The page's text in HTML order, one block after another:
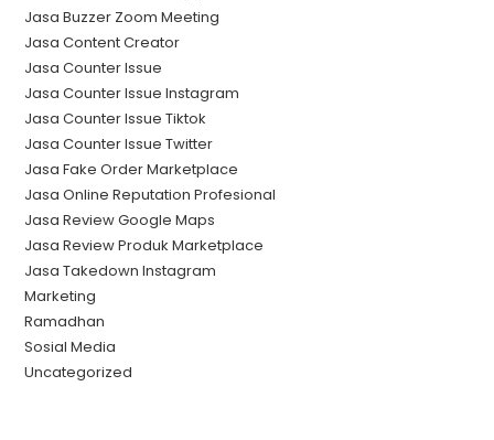
Jasa Buzzer Zoom Meeting
Jasa Content Creator
Jasa Counter Issue
Jasa Counter Issue Instagram
Jasa Counter Issue Tiktok
Jasa Counter Issue Twitter
Jasa Fake Order Marketplace
Jasa Online Reputation Profesional
Jasa Review Google Maps
Jasa Review Produk Marketplace
Jasa Takedown Instagram
Marketing
Ramadhan
Sosial Media
Uncategorized